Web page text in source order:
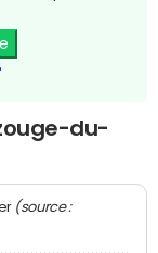
du-
(source :